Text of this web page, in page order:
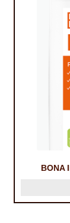
BONA